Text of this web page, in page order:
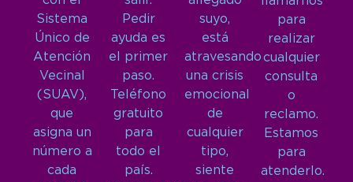
Sistema
Único de
Atención
Vecinal
(SUAV),
que
asigna un
número a
cada
Pedir
ayuda es
el primer
paso.
Teléfono
gratuito
para
todo el
país.
suyo,
está
atravesando
una crisis
emocional
de
cualquier
tipo,
siente
para
realizar
cualquier
consulta
o
reclamo.
Estamos
para
atenderlo.